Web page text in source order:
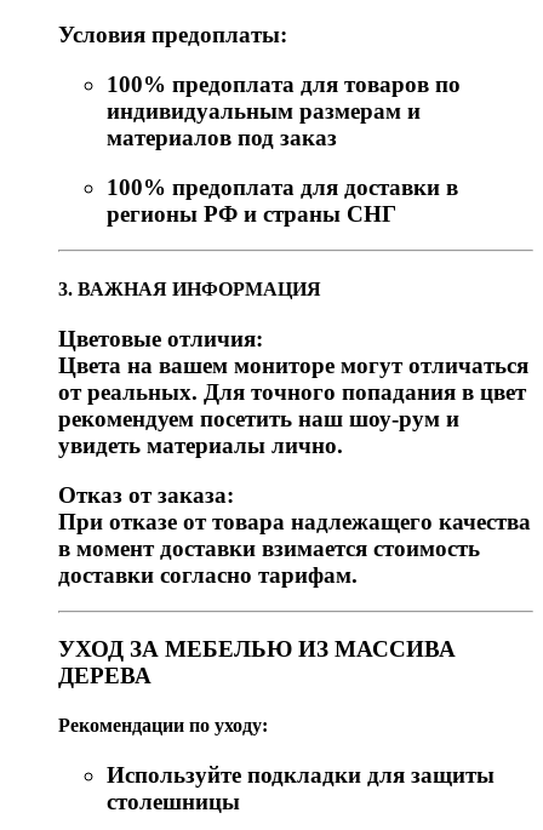
Условия предоплаты:
100% предоплата для товаров по
индивидуальным размерам и
материалов под заказ
100% предоплата для доставки в
регионы РФ и страны СНГ
3. ВАЖНАЯ ИНФОРМАЦИЯ
Цветовые отличия:
Цвета на вашем мониторе могут отличаться
от реальных. Для точного попадания в цвет
рекомендуем посетить наш шоу-рум и
увидеть материалы лично.
Отказ от заказа:
При отказе от товара надлежащего качества
в момент доставки взимается стоимость
доставки согласно тарифам.
УХОД ЗА МЕБЕЛЬЮ ИЗ МАССИВА
ДЕРЕВА
Рекомендации по уходу:
Используйте подкладки для защиты
столешницы